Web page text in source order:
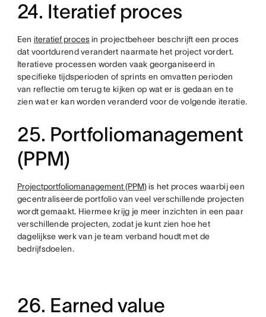
24. Iteratief proces
Een iteratief procesin projectbeheer beschrijft een proces
dat voortdurend verandert naarmate het project vordert.
Iteratieve processen worden vaak georganiseerd in
specifieke tijdsperioden of sprints en omvatten perioden
van reflectie om terug te kijken op wat er is gedaan en te
zien wat er kan worden veranderd voor de volgende iteratie.
25. Portfoliomanagement
(PPM)
Projectportfoliomanagement (PPM)is het proces waarbij een
gecentraliseerde portfolio van veel verschillende projecten
wordt gemaakt. Hiermee krijg je meer inzichten in een paar
verschillende projecten, zodat je kunt zien hoe het
dagelijkse werk van je team verband houdt met de
bedrijfsdoelen.
26. Earned value